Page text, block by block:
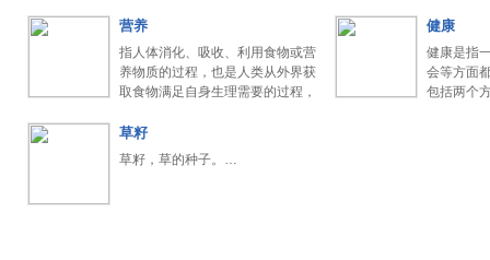
营养
指人体消化、吸收、利用食物或营
养物质的过程，也是人类从外界获
取食物满足自身生理需要的过程，
健康
健康是指
会等方面
包括两个
草籽
草籽，草的种子。…